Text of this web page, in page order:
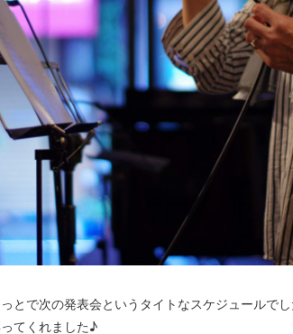
とで次の発表会というタイトなスケジュールで
てくれました♪